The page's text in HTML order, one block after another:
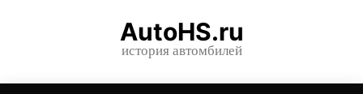
content
AutoHS.ru
история автомбилей